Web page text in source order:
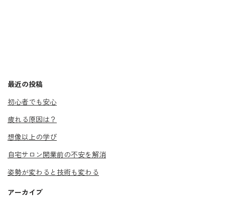
最近の投稿
初心者でも安心
疲れる原因は？
想像以上の学び
自宅サロン開業前の不安を解消
姿勢が変わると技術も変わる
アーカイブ